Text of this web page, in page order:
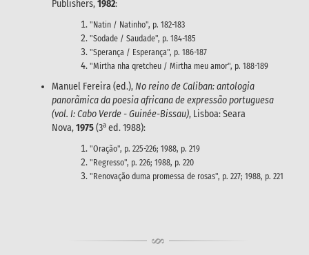
Publishers,1982:
"Natin / Natinho", p. 182-183
"Sodade / Saudade", p. 184-185
"Sperança / Esperança", p. 186-187
"Mirtha nha qretcheu / Mirtha meu amor", p. 188-189
Manuel Fereira (ed.),No reino de Caliban: antologia
panorãmica da poesia africana de expressão portuguesa
(vol. I: Cabo Verde - Guinée-Bissau), Lisboa: Seara
Nova,1975(3a ed. 1988):
"Oração", p. 225-226; 1988, p. 219
"Regresso", p. 226; 1988, p. 220
"Renovação duma promessa de rosas", p. 227; 1988, p. 221